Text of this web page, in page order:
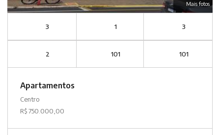
Mais fotos
3 1 3
2 101 101
Apartamentos
Centro
R$ 750.000,00